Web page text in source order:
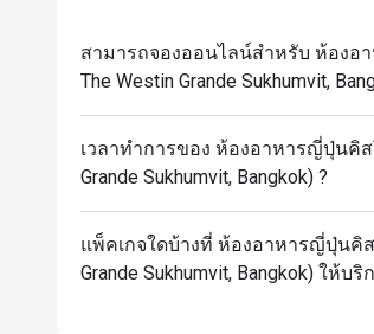
Kisso ทำให้มันเป็นตัวเลือกที่โดดเ
- ส่วนลดใช้ได้กับชุดเมนูอาหารก
- ส่วนลดนี้ใช้ได้กับเมนูอาหารกลา
- ไม่สามารถใช้ร่วมกับส่วนลดห
สิทธิพิเศษสำหรับเจ้าของวันเกิด:
(เงื่อนไข: กรุณาจองล่วงหน้าอย่
การจอง)
สามารถจองออนไลน์สำหรับ ห้องอ
The Westin Grande Sukhumvit,
เวลาทำการของ ห้องอาหารญี่ปุ่นคิส
Grande Sukhumvit, Bangkok) ?
แพ็คเกจใดบ้างที่ ห้องอาหารญี่ปุ่นคิส
Grande Sukhumvit, Bangkok) ให้บริ